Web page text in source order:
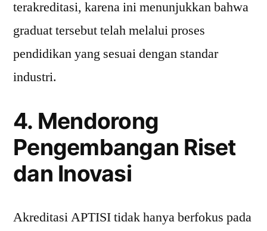
terakreditasi, karena ini menunjukkan bahwa
graduat tersebut telah melalui proses
pendidikan yang sesuai dengan standar
industri.
4. Mendorong
Pengembangan Riset
dan Inovasi
Akreditasi APTISI tidak hanya berfokus pada